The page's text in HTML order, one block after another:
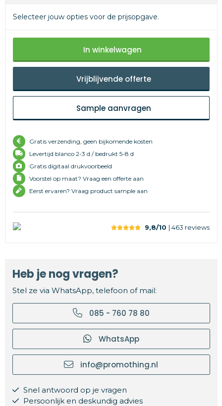
Selecteer jouw opties voor de prijsopgave.
In winkelwagen
Vrijblijvende offerte
Sample aanvragen
Gratis verzending, geen bijkomende kosten
Levertijd blanco 2-3 d / bedrukt 5-8 d
Gratis digitaal drukvoorbeeld
Voorstel op maat? Vraag een offerte aan
Eerst ervaren? Vraag product sample aan
9,8/10 | 463 reviews
Heb je nog vragen?
Stel ze via WhatsApp, telefoon of mail:
085 - 760 78 80
WhatsApp
info@promothing.nl
Snel antwoord op je vragen
Persoonlijk en deskundig advies